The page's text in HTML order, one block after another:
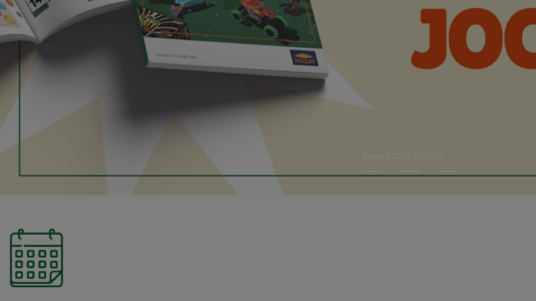
Focus first slideFocus second slide
Focus third slide
Second Slide Subtitle